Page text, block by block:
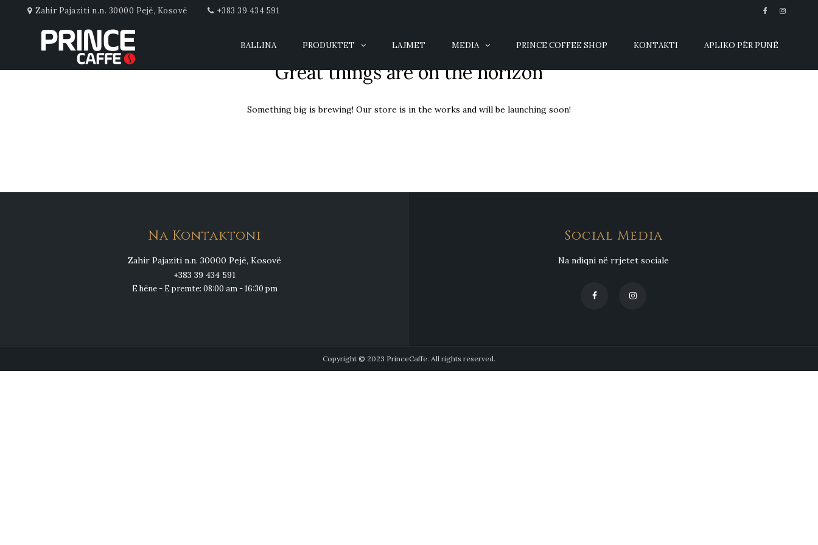
Zahir Pajaziti n.n. 30000 Pejë, Kosovë +383 39 434 591
BALLINA PRODUKTET LAJMET MEDIA PRINCE COFFEE SHOP KONTAKTI APLIKO PËR PUNË
Great things are on the horizon
Something big is brewing! Our store is in the works and will be launching soon!
Na Kontaktoni
Zahir Pajaziti n.n. 30000 Pejë, Kosovë
+383 39 434 591
E hëne - E premte: 08:00 am - 16:30 pm
Social Media
Na ndiqni në rrjetet sociale
Copyright © 2023 PrinceCaffe. All rights reserved.